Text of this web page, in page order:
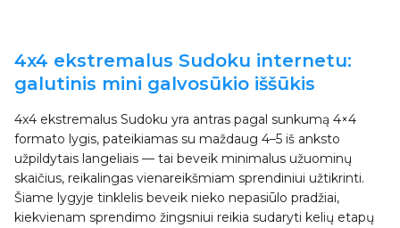
4x4 ekstremalus Sudoku internetu:
galutinis mini galvosūkio iššūkis
4x4 ekstremalus Sudoku yra antras pagal sunkumą 4×4
formato lygis, pateikiamas su maždaug 4–5 iš anksto
užpildytais langeliais — tai beveik minimalus užuominų
skaičius, reikalingas vienareikšmiam sprendiniui užtikrinti.
Šiame lygyje tinklelis beveik nieko nepasiūlo pradžiai,
kiekvienam sprendimo žingsniui reikia sudaryti kelių etapų